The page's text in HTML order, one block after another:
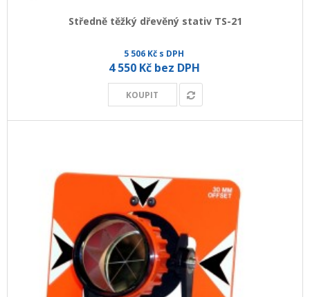
Středně těžký dřevěný stativ TS-21
5 506 Kč s DPH
4 550 Kč bez DPH
KOUPIT